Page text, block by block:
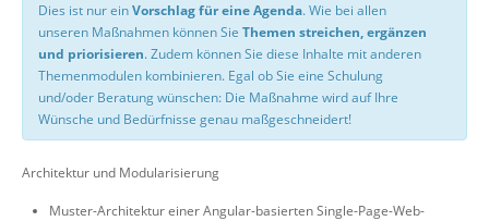
Dies ist nur einVorschlag für eine Agenda. Wie bei allen
unseren Maßnahmen können Sie Themen streichen, ergänzen
und priorisieren. Zudem können Sie diese Inhalte mit anderen
Themenmodulen kombinieren. Egal ob Sie eine Schulung
und/oder Beratung wünschen: Die Maßnahme wird auf Ihre
Wünsche und Bedürfnisse genau maßgeschneidert!
Architektur und Modularisierung
Muster-Architektur einer Angular-basierten Single-Page-Web-